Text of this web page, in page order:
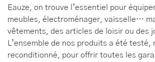
Eauze, on trouve l’essentiel pour
meubles, électroménager, vaisselle…
vêtements, des articles de loisir ou des
L’ensemble de nos produits a été testé,
reconditionné, pour offrir toutes les